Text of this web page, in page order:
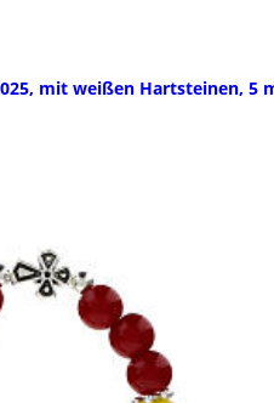
mit weißen Hartsteinen, 5